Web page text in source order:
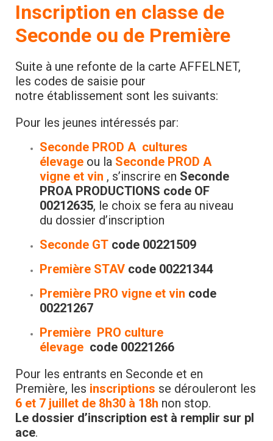
Inscription en classe de
Seconde ou de Première
Suite à une refonte de la carte AFFELNET,
les codes de saisie pour
notre établissement sont les suivants:
Pour les jeunes intéressés par:
Seconde PROD A cultures
élevage ou la Seconde PROD A
vigne et vin , s’inscrire en Seconde
PROA PRODUCTIONS code OF
00212635, le choix se fera au niveau
du dossier d’inscription
Seconde GT code 00221509
Première STAV code 00221344
Première PRO vigne et vin code
00221267
Première PRO culture
élevage code 00221266
Pour les entrants en Seconde et en
Première, les inscriptions se dérouleront les
6 et 7 juillet de 8h30 à 18h non stop.
Le dossier d’inscription est à remplir sur pl
ace.